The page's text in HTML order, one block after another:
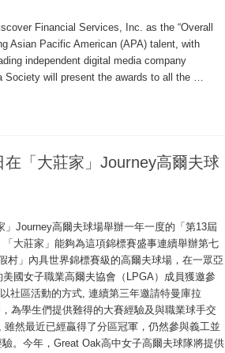
Financial Services, Inc. as the “Overall
Asian Pacific American (APA) talent, with
independent digital media company
Society will present the awards to all the …
「大莊家」Journey高爾夫球
」Journey高爾夫球場舉辦一年一度的「第13屆
大莊家」能夠為這項錦標賽盛事連續舉辦第七
村」內具世界錦標賽級的高爾夫球場，在一眾亞
國女子職業高爾夫協會（LPGA）成員獲邀參
社區活動的方式, 連續第三年邀請特曼庫拉
為學生們提供難得的大賽經驗及與職業球手交
然最近已經贏得了分區冠軍，仍然參與義工並
。今年，Great Oak高中女子高爾夫球隊將提供